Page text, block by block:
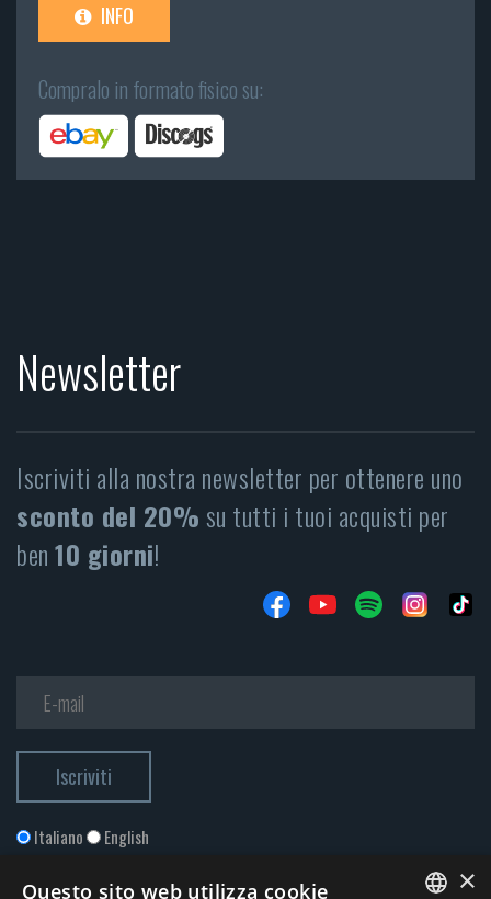
INFO
Compralo in formato fisico su:
Newsletter
Iscriviti alla nostra newsletter per ottenere uno
sconto del 20%su tutti i tuoi acquisti per
ben10 giorni!
Italiano English
×
Questo sito web utilizza cookie